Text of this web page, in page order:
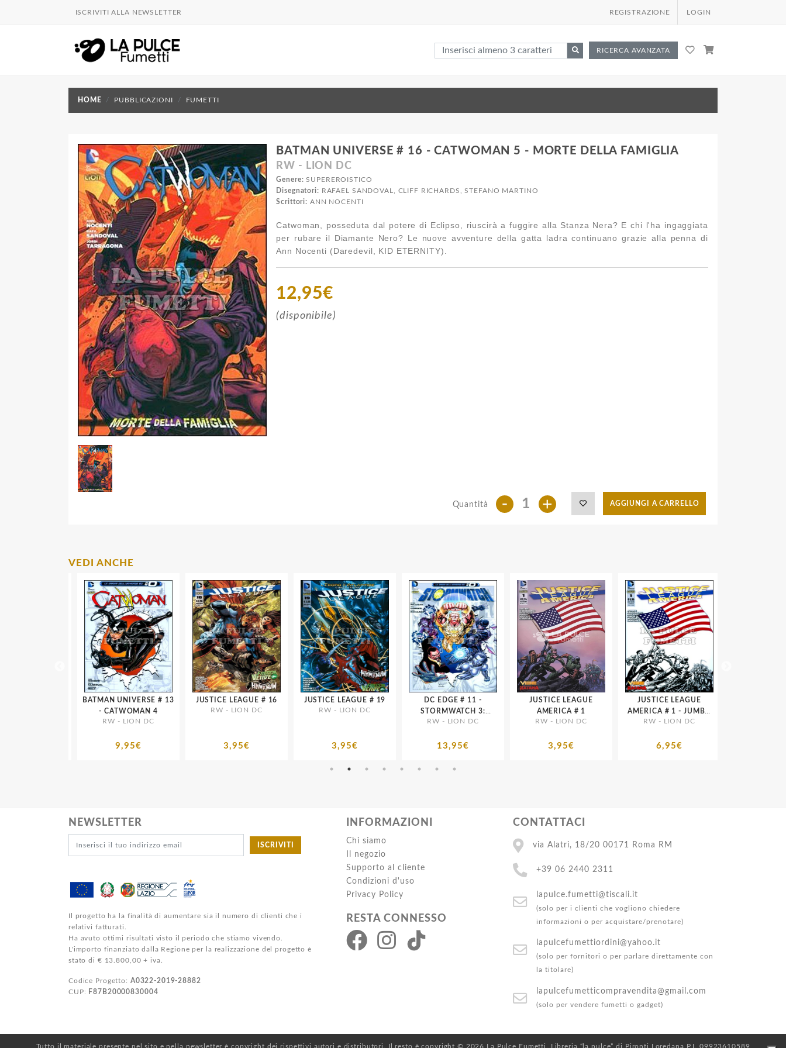
ISCRIVITI ALLA NEWSLETTER REGISTRAZIONE LOGIN
RICERCA AVANZATA
HOME PUBBLICAZIONI FUMETTI
BATMAN UNIVERSE # 16 - CATWOMAN 5 - MORTE DELLA FAMIGLIA
RW - LION DC
Genere: SUPEREROISTICO
Disegnatori: RAFAEL SANDOVAL, CLIFF RICHARDS, STEFANO MARTINO
Scrittori: ANN NOCENTI
Catwoman, posseduta dal potere di Eclipso, riuscirà a fuggire alla Stanza Nera? E chi l'ha ingaggiata
per rubare il Diamante Nero? Le nuove avventure della gatta ladra continuano grazie alla penna di
Ann Nocenti (Daredevil, KID ETERNITY).
12,95€
(disponibile)
Quantità - + AGGIUNGI A CARRELLO
VEDI ANCHE
BATMAN UNIVERSE # 13
- CATWOMAN 4
RW - LION DC
9,95€
JUSTICE LEAGUE # 16
RW - LION DC
3,95€
JUSTICE LEAGUE # 19
RW - LION DC
3,95€
DC EDGE # 11 -
STORMWATCH 3:
TRADIMENTO
RW - LION DC
13,95€
JUSTICE LEAGUE
AMERICA # 1
RW - LION DC
3,95€
JUSTICE LEAGUE
AMERICA # 1 - JUMBO
EDITION
RW - LION DC
6,95€
NEWSLETTER
ISCRIVITI
Il progetto ha la finalità di aumentare sia il numero di clienti che i
relativi fatturati.
Ha avuto ottimi risultati visto il periodo che stiamo vivendo.
L'importo finanziato dalla Regione per la realizzazione del progetto è
stato di € 13.800,00 + iva.
Codice Progetto: A0322-2019-28882
CUP: F87B20000830004
INFORMAZIONI
Chi siamo
Il negozio
Supporto al cliente
Condizioni d'uso
Privacy Policy
RESTA CONNESSO
CONTATTACI
via Alatri, 18/20 00171 Roma RM
+39 06 2440 2311
lapulce.fumetti@tiscali.it
(solo per i clienti che vogliono chiedere
informazioni o per acquistare/prenotare)
lapulcefumettiordini@yahoo.it
(solo per fornitori o per parlare direttamente con
la titolare)
lapulcefumetticompravendita@gmail.com
(solo per vendere fumetti o gadget)
Tutto il materiale presente nel sito e nella newsletter è copyright dei rispettivi autori e distributori. Il resto è copyright © 2026 La Pulce Fumetti. Libreria “la pulce” di Pironti Loredana P.I. 09923610589